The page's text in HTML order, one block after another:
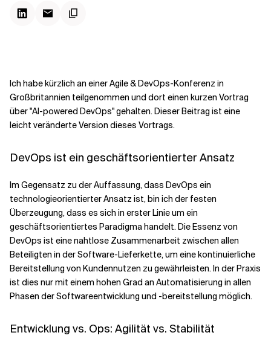
Verwandte Themen
Ich habe kürzlich an einer Agile & DevOps-Konferenz in
Großbritannien teilgenommen und dort einen kurzen Vortrag
über "AI-powered DevOps" gehalten. Dieser Beitrag ist eine
leicht veränderte Version dieses Vortrags.
DevOps ist ein geschäftsorientierter Ansatz
Im Gegensatz zu der Auffassung, dass DevOps ein
technologieorientierter Ansatz ist, bin ich der festen
Überzeugung, dass es sich in erster Linie um ein
geschäftsorientiertes Paradigma handelt. Die Essenz von
DevOps ist eine nahtlose Zusammenarbeit zwischen allen
Beteiligten in der Software-Lieferkette, um einekontinuierliche
Bereitstellung von Kundennutzen zu gewährleisten. In der Praxis
ist dies nur mit einem hohen Grad an Automatisierung in allen
Phasen der Softwareentwicklung und -bereitstellung möglich.
Entwicklung vs. Ops: Agilität vs. Stabilität